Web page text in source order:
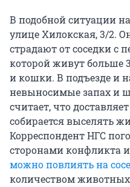
В подобной ситуации
улице Хилокская, 3/2.
страдают от соседки с
которой живут больше
и кошки. В подъезде и
невыносимые запах и
считает, что
собирается выселять
Корреспондент НГС
сторонами конфликта
можно повлиять на
количеством